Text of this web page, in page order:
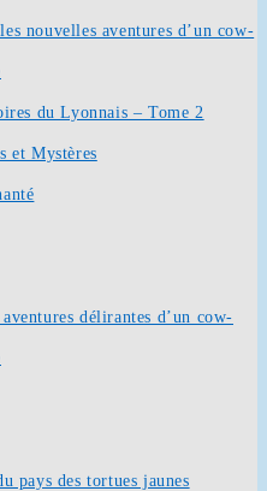
nouvelles aventures d’un cow-
du Lyonnais – Tome 2
et Mystères
délirantes d’un cow-
pays des tortues jaunes